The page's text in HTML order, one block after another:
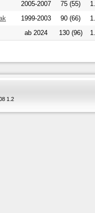
2005-2007 75 (55)
1999-2003 90 (66)
ab 2024 130 (96)
1.2